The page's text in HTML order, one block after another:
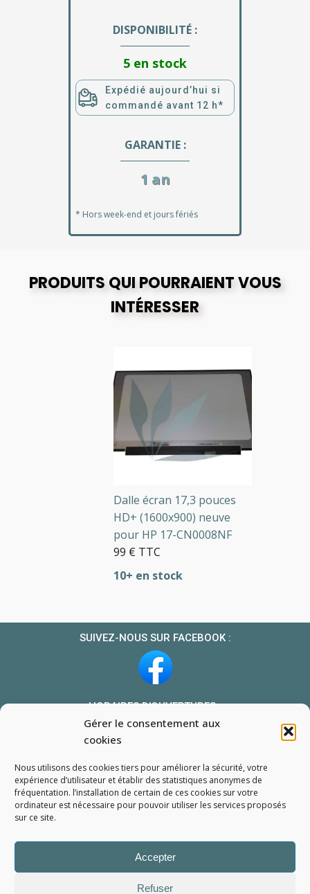
Gérer le consentement aux
cookies
Nous utilisons des cookies tiers pour améliorer la sécurité, votre
expérience d’utilisateur et établir des statistiques anonymes de
fréquentation. l’installation de certain de ces cookies sur votre
ordinateur est nécessaire pour pouvoir utiliser les services proposés
sur ce site.
Accepter
Refuser
DISPONIBILITÉ :
5 en stock
Expédié aujourd’hui si
commandé avant 12 h*
GARANTIE :
1 an
* Hors week-end et jours fériés
PRODUITS QUI POURRAIENT VOUS
INTÉRESSER
10+ en stock
Dalle écran 17,3 pouces
HD+ (1600x900) neuve
pour HP 17-CN0008NF
99 € TTC
SUIVEZ-NOUS SUR FACEBOOK :
HORAIRES D’OUVERTURES :
Du lundi au vendredi : 10h-13h et 14h-19h
Le samedi : 10h-13h 14h-18h
NOUS TROUVER
Mon compte
Formulaire de demande de pièce